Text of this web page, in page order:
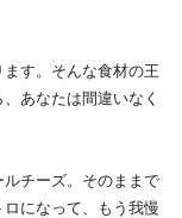
す。そんな食材の王
あなたは間違いなく
チーズ。そのままで
になって、もう我慢